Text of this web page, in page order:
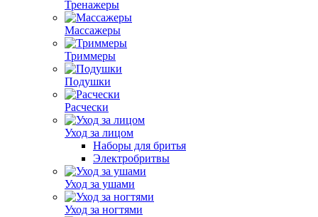
Тренажеры
Массажеры
Триммеры
Подушки
Расчески
Уход за лицом
Наборы для бритья
Электробритвы
Уход за ушами
Уход за ногтями